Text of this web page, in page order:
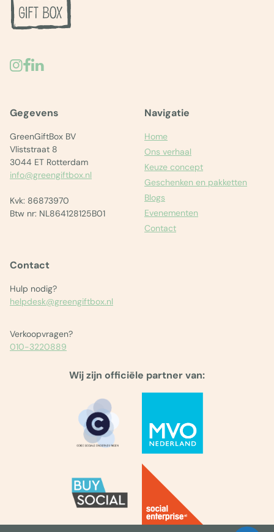
Gegevens
GreenGiftBox BV
Vliststraat 8
3044 ET Rotterdam
info@greengiftbox.nl
Kvk: 86873970
Btw nr: NL864128125B01
Contact
Hulp nodig?
helpdesk@greengiftbox.nl
Verkoopvragen?
010-3220889
Navigatie
Home
Ons verhaal
Keuze concept
Geschenken en pakketten
Blogs
Evenementen
Contact
Wij zijn officiële partner van: